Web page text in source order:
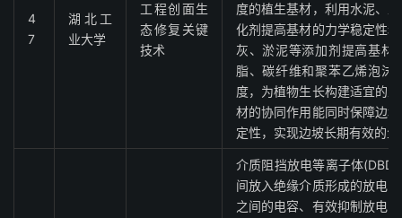
4
7
湖北工
业大学
工程创面生
态修复关键
技术
度的植生基材，利用水泥、
化剂提高基材的力学稳定性
灰、淤泥等添加剂提高基材
脂、碳纤维和聚苯乙烯泡沫
度，为植物生长构建适宜的
材的协同作用能同时保障边
定性，实现边坡长期有效的
介质阻挡放电等离子体
间放入绝缘介质形成的放电
之间的电容、有效抑制放电